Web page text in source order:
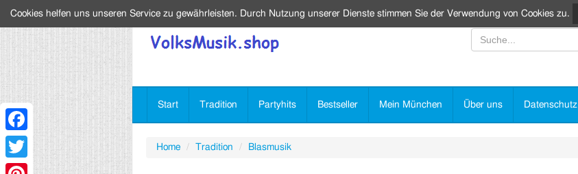
Start Tradition Partyhits Bestseller Mein München Über uns Datenschutz
Home Tradition Blasmusik
Cookies helfen uns unseren Service zu gewährleisten. Durch Nutzung unserer Dienste stimmen Sie der Verwendung von Cookies zu.
Facebook
Twitter